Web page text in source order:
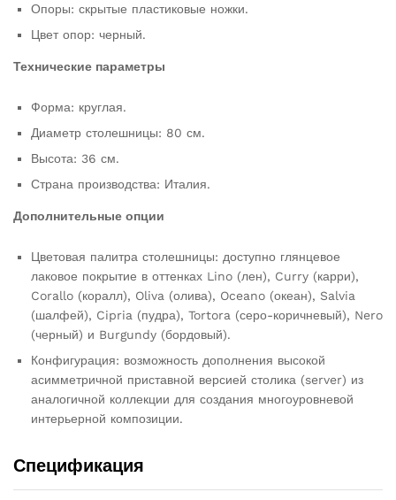
Опоры: скрытые пластиковые ножки.
Цвет опор: черный.
Технические параметры
Форма: круглая.
Диаметр столешницы: 80 см.
Высота: 36 см.
Страна производства: Италия.
Дополнительные опции
Цветовая палитра столешницы: доступно глянцевое
лаковое покрытие в оттенках Lino (лен), Curry (карри),
Corallo (коралл), Oliva (олива), Oceano (океан), Salvia
(шалфей), Cipria (пудра), Tortora (серо-коричневый), Nero
(черный) и Burgundy (бордовый).
Конфигурация: возможность дополнения высокой
асимметричной приставной версией столика (server) из
аналогичной коллекции для создания многоуровневой
интерьерной композиции.
Спецификация